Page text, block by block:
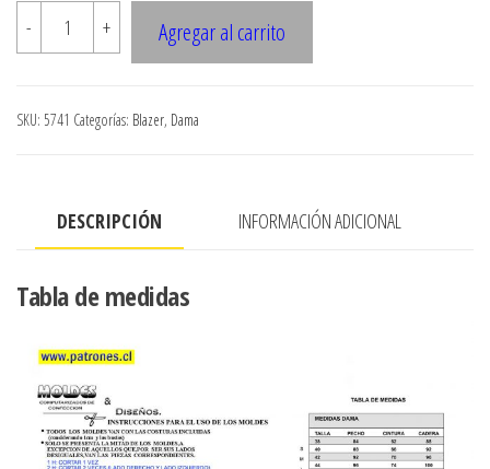
-
5741
Blazer
1
en
cantidad
+ Agregar al carrito
SKU: 5741 Categorías: Blazer, Dama
DESCRIPCIÓN INFORMACIÓN ADICIONAL
Tabla de medidas